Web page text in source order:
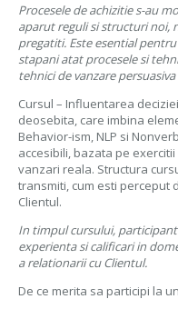
Procesele de achizitie s-au
aparut reguli si structuri noi,
pregatiti. Este esential
stapani atat procesele si
tehnici de vanzare
Cursul – Influentarea
deosebita, care imbina
Behavior-ism, NLP si
accesibili, bazata pe
vanzari reala. Structura
transmiti, cum esti perceput
Clientul.
In timpul cursului,
experienta si calificari in
a relationarii cu Clientul.
De ce merita sa participi la